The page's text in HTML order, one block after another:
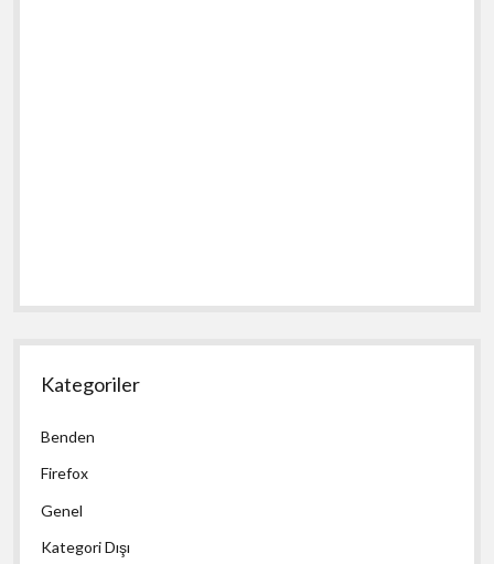
Kategoriler
Benden
Firefox
Genel
Kategori Dışı